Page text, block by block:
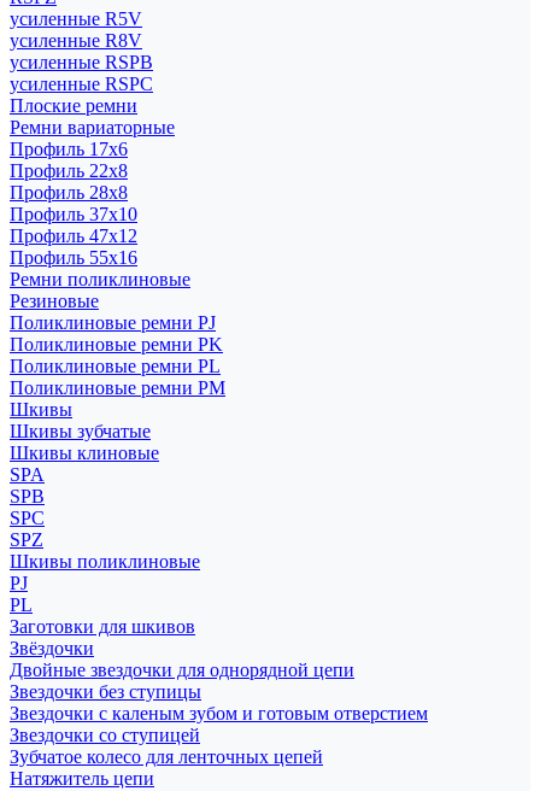
усиленные R5V
усиленные R8V
усиленные RSPB
усиленные RSPC
Плоские ремни
Ремни вариаторные
Профиль 17x6
Профиль 22x8
Профиль 28x8
Профиль 37x10
Профиль 47x12
Профиль 55x16
Ремни поликлиновые
Резиновые
Поликлиновые ремни PJ
Поликлиновые ремни PK
Поликлиновые ремни PL
Поликлиновые ремни PM
Шкивы
Шкивы зубчатые
Шкивы клиновые
SPA
SPB
SPC
SPZ
Шкивы поликлиновые
PJ
PL
Заготовки для шкивов
Звёздочки
Двойные звездочки для однорядной цепи
Звездочки без ступицы
Звездочки с каленым зубом и готовым отверстием
Звездочки со ступицей
Зубчатое колесо для ленточных цепей
Натяжитель цепи